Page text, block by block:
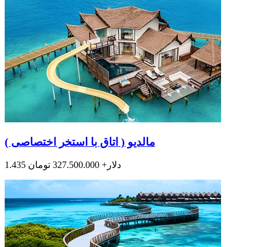
مالدیو ( اتاق با استخر اختصاصی )
1.435 دلار+ 327.500.000 تومان